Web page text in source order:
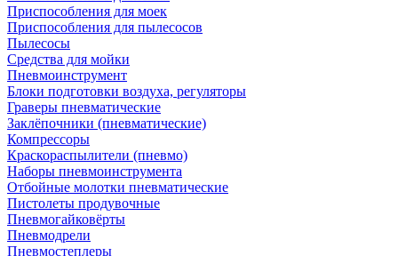
Приспособления для моек
Приспособления для пылесосов
Пылесосы
Средства для мойки
Пневмоинструмент
Блоки подготовки воздуха, регуляторы
Граверы пневматические
Заклёпочники (пневматические)
Компрессоры
Краскораспылители (пневмо)
Наборы пневмоинструмента
Отбойные молотки пневматические
Пистолеты продувочные
Пневмогайковёрты
Пневмодрели
Пневмостеплеры